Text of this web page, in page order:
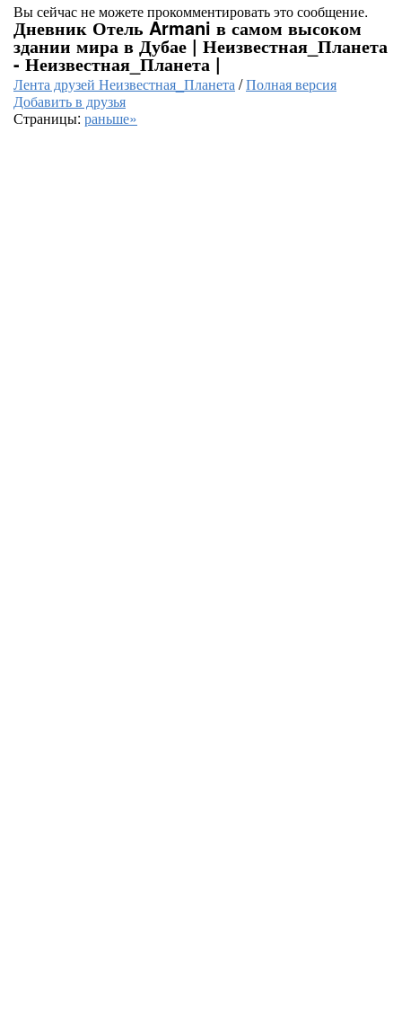
Вы сейчас не можете прокомментировать это сообщение.
Дневник Отель Armani в самом высоком
здании мира в Дубае | Неизвестная_Планета
- Неизвестная_Планета |
Лента друзей Неизвестная_Планета/Полная версия
Добавить в друзья
Страницы: раньше»